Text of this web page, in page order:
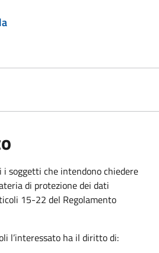
soggetti che intendono chiedere
di protezione dei dati
15-22 del Regolamento
l’interessato ha il diritto di: